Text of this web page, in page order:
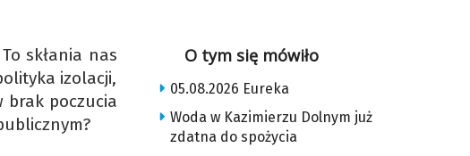
skłania nas
izolacji,
brak poczucia
O tym się mówiło
05.08.2026 Eureka
Woda w Kazimierzu Dolnym już
zdatna do spożycia